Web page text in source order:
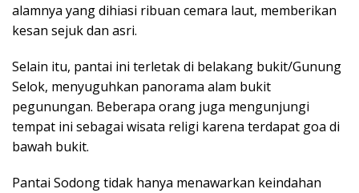
alamnya yang dihiasi ribuan cemara laut, memberikan
kesan sejuk dan asri.
Selain itu, pantai ini terletak di belakang bukit/Gunung
Selok, menyuguhkan panorama alam bukit
pegunungan. Beberapa orang juga mengunjungi
tempat ini sebagai wisata religi karena terdapat goa di
bawah bukit.
Pantai Sodong tidak hanya menawarkan keindahan